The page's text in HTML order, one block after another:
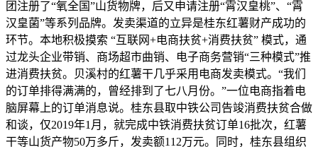
团注册了“氧全国”山货物牌，后又申请注册“霄汉皇桃”、“霄
汉皇菌”等系列品牌。发卖渠道的立异是桂东红薯财产成功的
环节。本地积极摸索 “互联网+电商扶贫+消费扶贫” 模式，通
过龙头企业带销、商场超市曲销、电子商务营销“三种模式”推
进消费扶贫。贝溪村的红薯干几乎采用电商发卖模式。“我们
的订单排得满满的，曾经排到了七八月份。”一位电商指着电
脑屏幕上的订单消息说。桂东县取中铁公司告竣消费扶贫合做
和谈，仅2019年1月，就完成中铁消费扶贫订单16批次，红薯
干等山货产物50万多斤，发卖额112万元。同时，桂东县组织